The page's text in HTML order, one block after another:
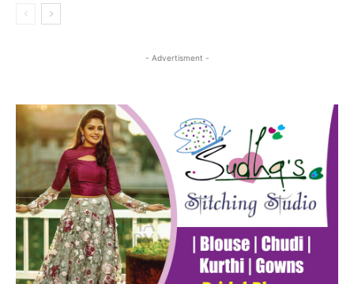
- Advertisment -